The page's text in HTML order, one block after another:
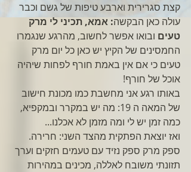
קצת סגרירית וארבע טיפות של גשם וכבר
עולה כאן הבקשה: אמא, תכיני לי מרק
טעים ובואו אפשר לחשוב, מהרגע שנגמרו
החמסינים של הקיץ יש כאן כל יום מרק
טעים כי אם אין באמת חורף לפחות שיהיה
אוכל של חורף!
באותו רגע אני מחשבת כמו מכונת חישוב
של המאה ה 19: מה יש במקרר ובמקפיא,
כמה זמן יש לי ומה מזמן לא אכלנו...
ואז יוצאת הפתקית מהצד השני: חרירה.
ספק מרק ספק נזיד עם טעמים חזקים וערך
תזונתי משובח לאללה, מכינים במהירות